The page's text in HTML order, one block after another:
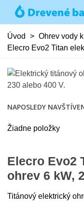
Úvod > Ohrev vody
Elecro Evo2 Titan
NAPOSLEDY
Žiadne položky
Elecro Evo2
ohrev 6 kW,
Titánový elektrický